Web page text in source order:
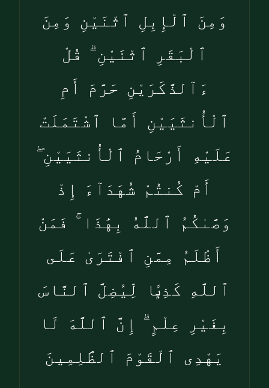
وَمِنَ ٱلْإِبِلِ ٱثْنَيْنِ وَمِنَ
ٱلْبَقَرِ ٱثْنَيْنِ ۗ قُلْ
ءَآلذَّكَرَيْنِ حَرَّمَ أَمِ
ٱلْأُنثَيَيْنِ أَمَّا ٱشْتَمَلَتْ
عَلَيْهِ أَرْحَامُ ٱلْأُنثَيَيْنِ ۖ
أَمْ كُنتُمْ شُهَدَآءَ إِذْ
وَصَّىٰكُمُ ٱللَّهُ بِهَٰذَا ۚ فَمَنْ
أَظْلَمُ مِمَّنِ ٱفْتَرَىٰ عَلَى
ٱللَّهِ كَذِبًۭا لِّيُضِلَّ ٱلنَّاسَ
بِغَيْرِ عِلْمٍ ۗ إِنَّ ٱللَّهَ لَا
يَهْدِى ٱلْقَوْمَ ٱلظَّٰلِمِينَ